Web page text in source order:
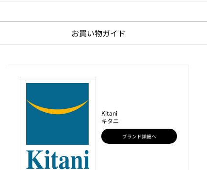
お買い物ガイド
Kitani
キタニ
ブランド詳細へ